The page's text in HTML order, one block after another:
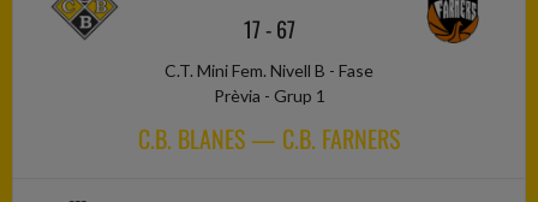
17-67
C.T. Mini Fem. Nivell B - Fase
Prèvia - Grup 1
C.B. BLANES — C.B. FARNERS